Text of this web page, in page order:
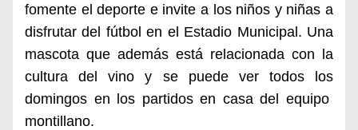
fomente el deporte e invite a los niños y niñas a
disfrutar del fútbol en el Estadio Municipal. Una
mascota que además está relacionada con la
cultura del vino y se puede ver todos los
domingos en los partidos en casa del equipo
montillano.